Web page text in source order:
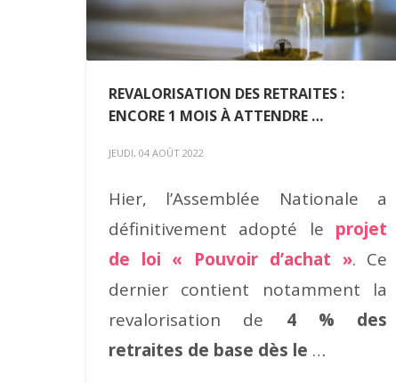
REVALORISATION DES RETRAITES :
ENCORE 1 MOIS À ATTENDRE …
JEUDI, 04 AOÛT 2022
Hier, l’Assemblée Nationale a
définitivement adopté le projet
de loi « Pouvoir d’achat ». Ce
dernier contient notamment la
revalorisation de 4 % des
retraites de base dès le …